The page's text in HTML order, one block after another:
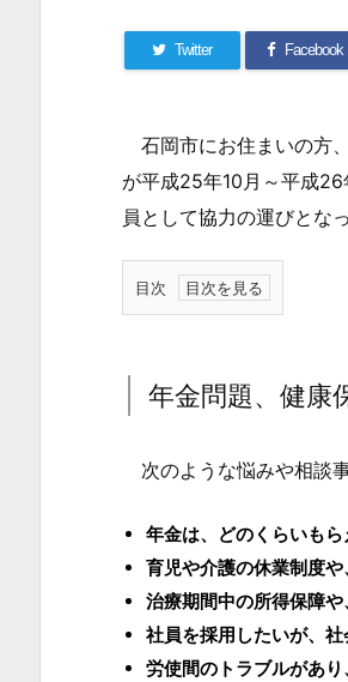
Twitter Facebook
石岡市にお住まいの方
が平成25年10月～平成
員として協力の運びとな
目次
1.
金
健
康
保
険、
雇
用
年金問題、健康
次のような悩みや相談
年金は、どのくらいもら
育児や介護の休業制度や
治療期間中の所得保障や
社員を採用したいが、社
労使間のトラブルがあ